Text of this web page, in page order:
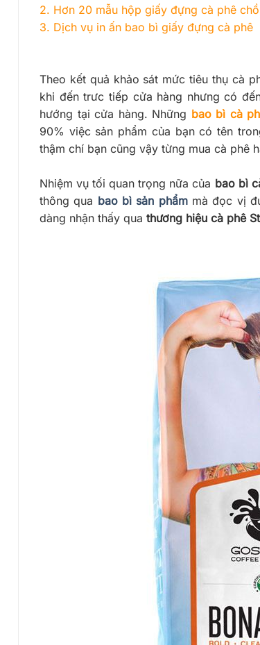
2. Hơn 20 mẫu hộp giấy đựng cà phê
3. Dịch vụ in ấn bao bì giấy đựng cà phê
Theo kết quả khảo sát mức tiêu thụ cà
khi đến trưc tiếp cửa hàng nhưng có
hướng tại cửa hàng. Những bao bì cà
90% việc sản phẩm của bạn có tên
thậm chí bạn cũng vậy từng mua cà phê
Nhiệm vụ tối quan trọng nữa của bao bì
thông qua bao bì sản phẩmmà đọc vị
dàng nhận thấy qua thương hiệu cà phê